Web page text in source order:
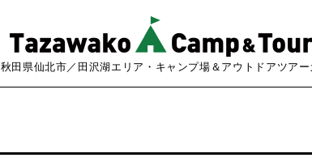
秋田県仙北市／田沢湖エリア・キャンプ場＆アウトドアツアー